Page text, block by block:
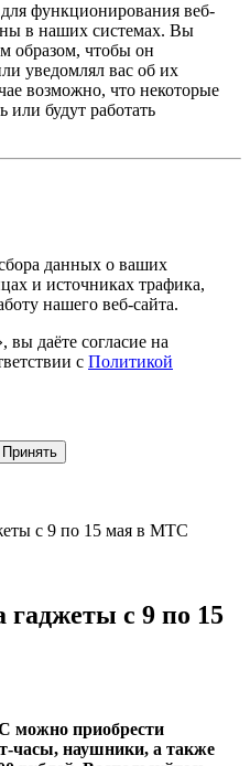
функционирования веб-
в наших системах. Вы
образом, чтобы он
уведомлял вас об их
возможно, что некоторые
или будут работать
данных о ваших
и источниках трафика,
нашего веб-сайта.
даёте согласие на
с Политикой
Принять
с 9 по 15 мая в МТС
гаджеты с 9 по 15
можно приобрести
часы, наушники, а также